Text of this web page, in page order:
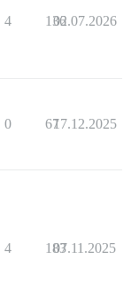
4 136
02.07.2026
0 6717.12.2025
4 183
07.11.2025